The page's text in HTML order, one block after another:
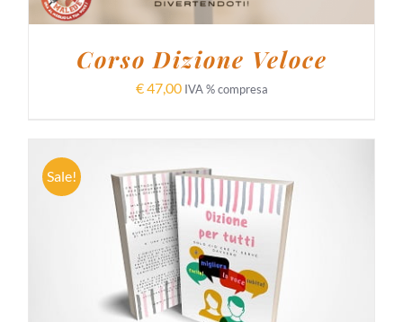
Corso Dizione Veloce
€47,00 IVA % compresa
Sale!
AGGIUNGI AL CARRELLO / DETTAGLI